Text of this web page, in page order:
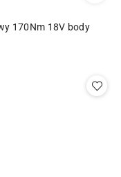
170Nm 18V body